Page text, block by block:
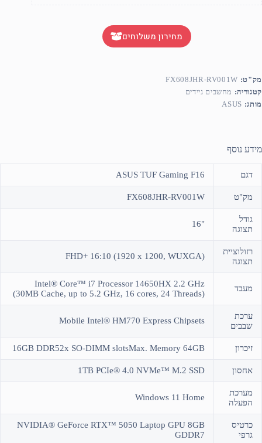
מחירון משלוחים
מק"ט: FX608JHR-RV001W
קטגוריה: מחשבים ניידים
מותג: ASUS
מידע נוסף
דגם ASUS TUF Gaming F16
מק"ט FX608JHR-RV001W
גודל
תצוגה
"16
רזולוציית
תצוגה
FHD+ 16:10 (1920 x 1200, WUXGA)
מעבד
Intel® Core™ i7 Processor 14650HX 2.2 GHz
(30MB Cache, up to 5.2 GHz, 16 cores, 24 Threads)
ערכת
שבבים
Mobile Intel® HM770 Express Chipsets
זיכרון 16GB DDR52x SO-DIMM slotsMax. Memory 64GB
אחסון 1TB PCIe® 4.0 NVMe™ M.2 SSD
מערכת
הפעלה
Windows 11 Home
כרטיס
גרפי
NVIDIA® GeForce RTX™ 5050 Laptop GPU 8GB
GDDR7